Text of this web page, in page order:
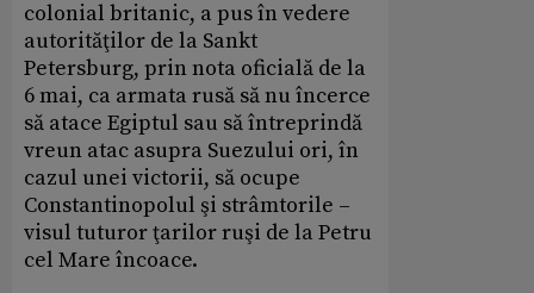
colonial britanic, a pus în vedere
autorităţilor de la Sankt
Petersburg, prin nota oficială de la
6 mai, ca armata rusă să nu încerce
să atace Egiptul sau să întreprindă
vreun atac asupra Suezului ori, în
cazul unei victorii, să ocupe
Constantinopolul şi strâmtorile –
visul tuturor ţarilor ruşi de la Petru
cel Mare încoace.